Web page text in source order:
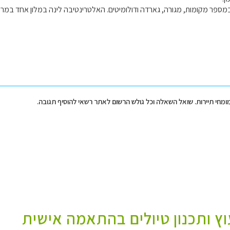
במספר מקומות, מגורה, גארדה ודולומיטים. האלטרינטיבה לינה במלון אחד
תיירות. שואל השאלה וכל גולש הרשום לאתר רשאי להוסיף תגובה.
ותכנון טיולים בהתאמה אישית